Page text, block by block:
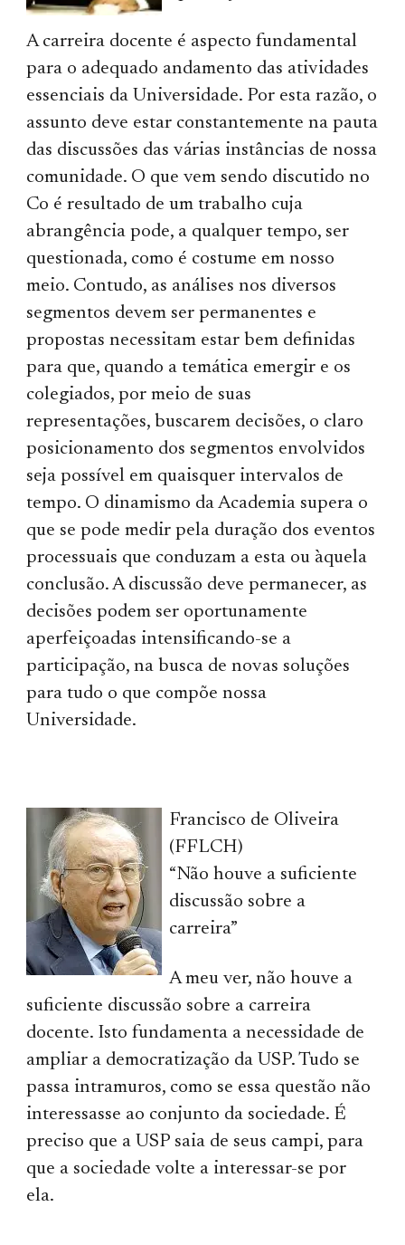
A carreira docente é aspecto fundamental
para o adequado andamento das atividades
essenciais da Universidade. Por esta razão, o
assunto deve estar constantemente na pauta
das discussões das várias instâncias de nossa
comunidade. O que vem sendo discutido no
Co é resultado de um trabalho cuja
abrangência pode, a qualquer tempo, ser
questionada, como é costume em nosso
meio. Contudo, as análises nos diversos
segmentos devem ser permanentes e
propostas necessitam estar bem definidas
para que, quando a temática emergir e os
colegiados, por meio de suas
representações, buscarem decisões, o claro
posicionamento dos segmentos envolvidos
seja possível em quaisquer intervalos de
tempo. O dinamismo da Academia supera o
que se pode medir pela duração dos eventos
processuais que conduzam a esta ou àquela
conclusão. A discussão deve permanecer, as
decisões podem ser oportunamente
aperfeiçoadas intensificando-se a
participação, na busca de novas soluções
para tudo o que compõe nossa
Universidade.
Francisco de Oliveira
(FFLCH)
“Não houve a suficiente
discussão sobre a
carreira”
A meu ver, não houve a
suficiente discussão sobre a carreira
docente. Isto fundamenta a necessidade de
ampliar a democratização da USP. Tudo se
passa intramuros, como se essa questão não
interessasse ao conjunto da sociedade. É
preciso que a USP saia de seus campi, para
que a sociedade volte a interessar-se por
ela.